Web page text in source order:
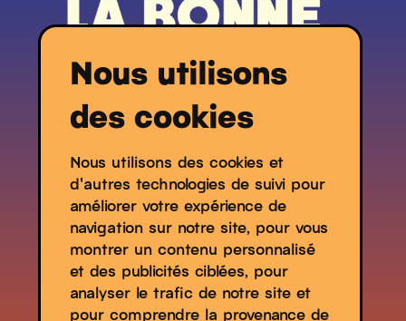
Nous utilisons
des cookies
Nous utilisons des cookies et
d'autres technologies de suivi pour
améliorer votre expérience de
navigation sur notre site, pour vous
montrer un contenu personnalisé
et des publicités ciblées, pour
analyser le trafic de notre site et
pour comprendre la provenance de
Contacts
Espace Presse
Partenaires